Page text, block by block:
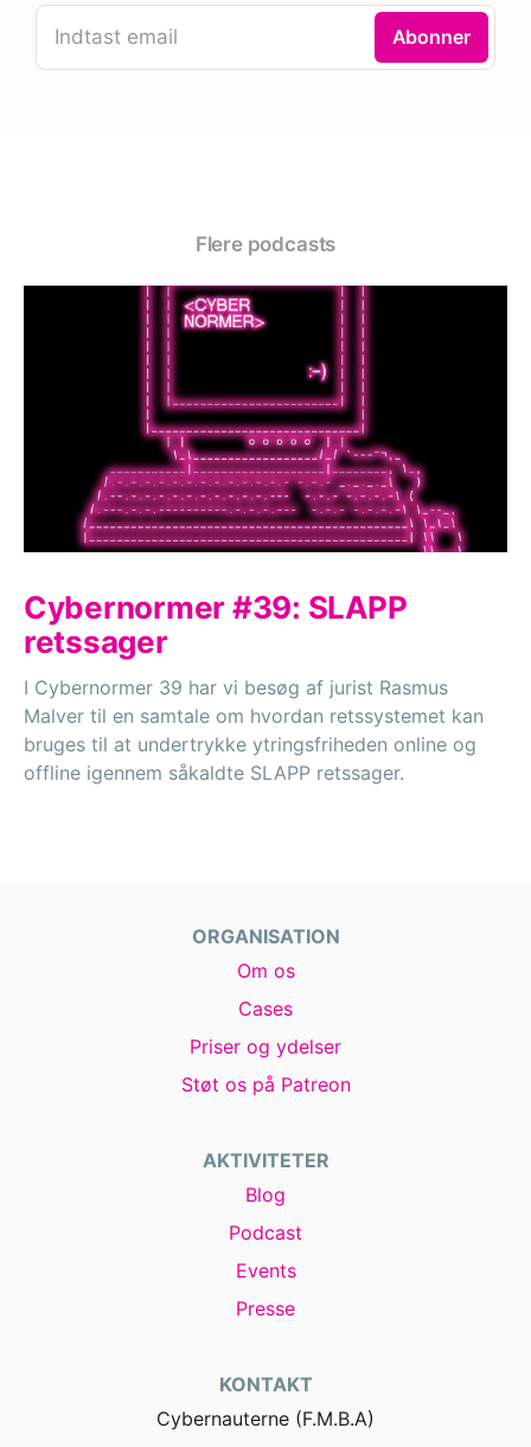
Indtast email Abonner
Flere podcasts
Cybernormer #39: SLAPP
retssager
I Cybernormer 39 har vi besøg af jurist Rasmus
Malver til en samtale om hvordan retssystemet kan
bruges til at undertrykke ytringsfriheden online og
offline igennem såkaldte SLAPP retssager.
ORGANISATION
Om os
Cases
Priser og ydelser
Støt os på Patreon
AKTIVITETER
Blog
Podcast
Events
Presse
KONTAKT
Cybernauterne (F.M.B.A)